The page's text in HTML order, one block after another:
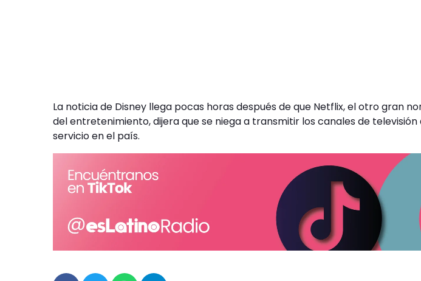
La noticia de Disney llega pocas horas después de que Netflix, el otro gran
del entretenimiento, dijera que se niega a transmitir los canales de televisión
servicio en el país.